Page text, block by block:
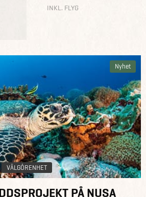
INKL. FLYG
Nyhet
VÄLGÖRENHET
PÅ NUSA